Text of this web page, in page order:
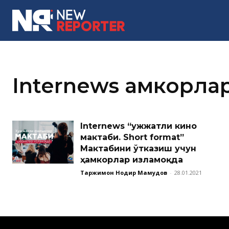
Internews
Internews “Ҳужжатли кино
мактаби. Short format”
Мактабини ўтказиш учун
ҳамкорлар изламоқда
Таржимон Нодир Маҳмудов - 28.01.2021